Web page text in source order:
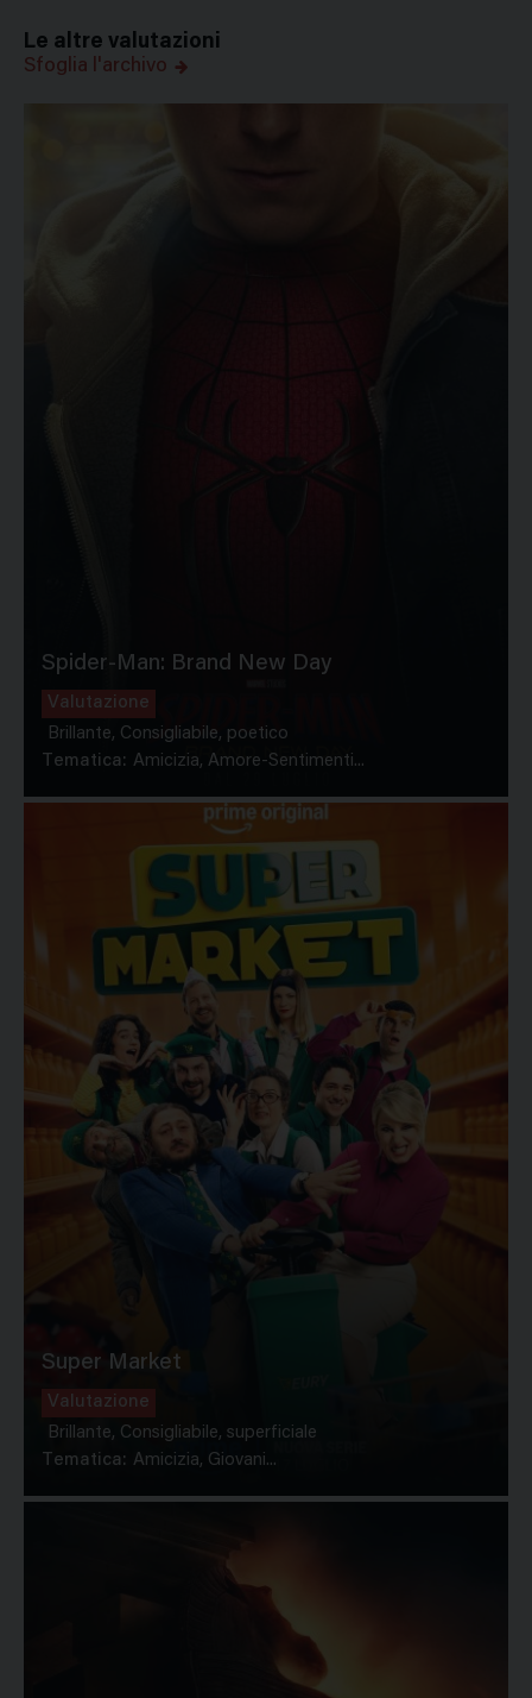
Le altre valutazioni
Sfoglia l'archivo
Spider-Man: Brand New Day
Valutazione
Brillante, Consigliabile, poetico
Tematica: Amicizia, Amore-Sentimenti...
Super Market
Valutazione
Brillante, Consigliabile, superficiale
Tematica: Amicizia, Giovani...